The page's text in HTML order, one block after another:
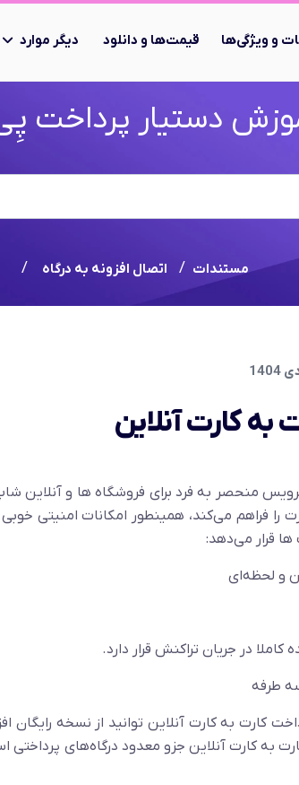
و ویژگی‌ها قیمت‌ها و دانلود دیگر موارد
دستیار پرداخت
مستندات اتصال افزونه به درگاه
به کارت آنلاین
منحصر به فرد برای فروشگاه ها و آنلاین
را فراهم می‌کند، همینطور امکانات امنیتی
ها قرار می‌دهد:
و لحظه‌ای
در جریان تراکنش قرار دارد.
طرفه
کارت به کارت آنلاین توانید از نسخه رایگان
به کارت آنلاین جزو معدود درگاه‌های